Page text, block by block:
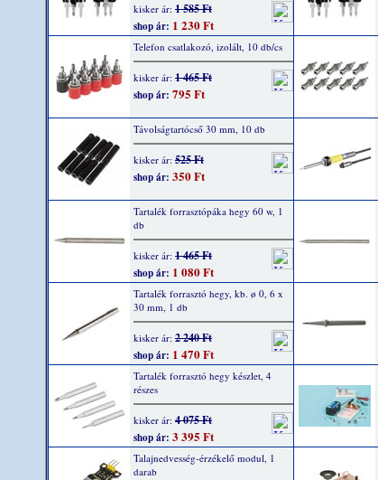
kisker ár: 1 585 Ft
shop ár: 1 230 Ft
Telefon csatlakozó, izolált, 10 db/cs
kisker ár: 1 465 Ft
shop ár: 795 Ft
Távolságtartócső 30 mm, 10 db
kisker ár: 525 Ft
shop ár: 350 Ft
Tartalék forrasztópáka hegy 60 w, 1
db
kisker ár: 1 465 Ft
shop ár: 1 080 Ft
Tartalék forrasztó hegy, kb. ø 0, 6 x
30 mm, 1 db
kisker ár: 2 240 Ft
shop ár: 1 470 Ft
Tartalék forrasztó hegy készlet, 4
részes
kisker ár: 4 075 Ft
shop ár: 3 395 Ft
Talajnedvesség-érzékelő modul, 1
darab